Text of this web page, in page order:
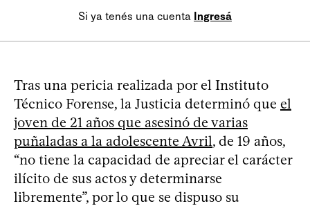
Si ya tenés una cuenta Ingresá
Tras una pericia realizada por el Instituto
Técnico Forense, la Justicia determinó que el
joven de 21 años que asesinó de varias
puñaladas a la adolescente Avril, de 19 años,
“no tiene la capacidad de apreciar el carácter
ilícito de sus actos y determinarse
libremente”, por lo que se dispuso su